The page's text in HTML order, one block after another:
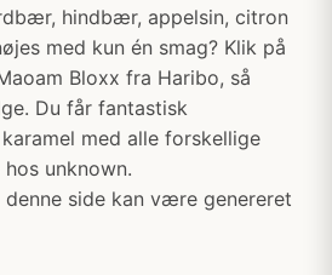
hindbær, appelsin, citron
med kun én smag? Klik på
Bloxx fra Haribo, så
Du får fantastisk
med alle forskellige
unknown.
side kan være genereret